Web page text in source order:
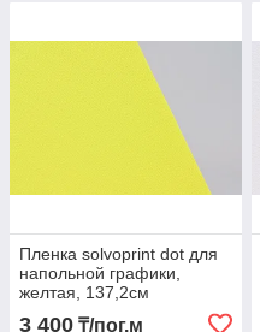
Пленка solvoprint dot для
напольной графики,
желтая, 137,2см
3 400 ₸/пог.м